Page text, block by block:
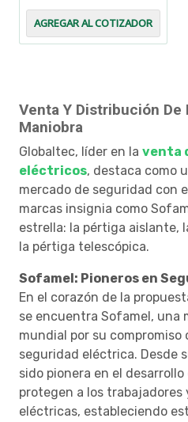
AGREGAR AL COTIZADOR
Venta Y Distribución De
Maniobra
Globaltec, líder en la venta
eléctricos, destaca como
mercado de seguridad con
marcas insignia como
estrella: la pértiga aislante,
la pértiga telescópica.
Sofamel: Pioneros en
En el corazón de la
se encuentra Sofamel, una
mundial por su compromiso
seguridad eléctrica. Desde
sido pionera en el
protegen a los trabajadores
eléctricas, estableciendo